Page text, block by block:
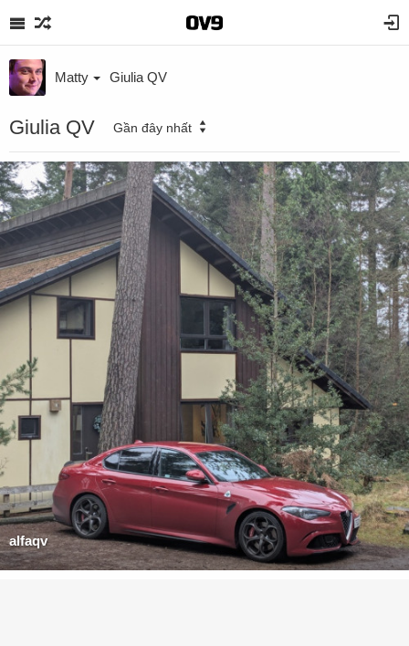
Matty Giulia QV
Giulia QV Gần đây nhất
alfaqv